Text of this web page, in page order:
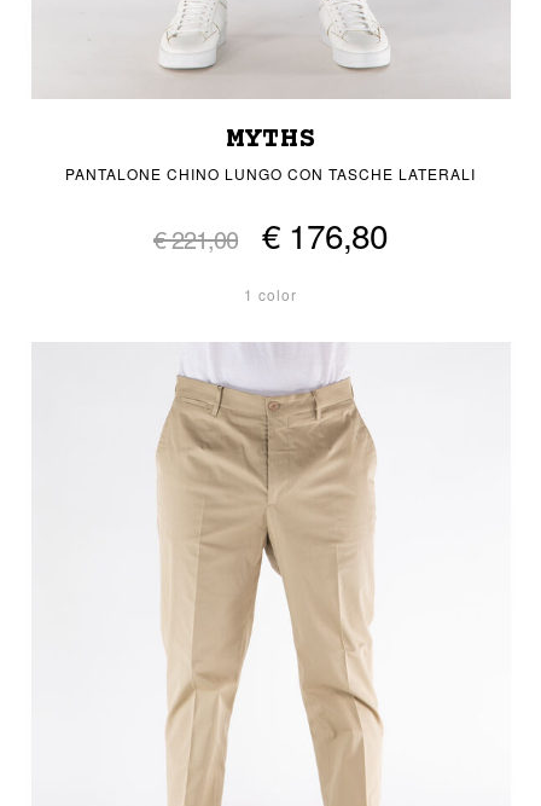
MYTHS
PANTALONE CHINO LUNGO CON TASCHE LATERALI
€ 221,00 € 176,80
1 color